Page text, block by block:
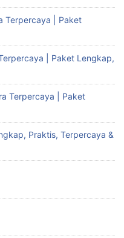
Terpercaya | Paket
| Paket Lengkap,
Terpercaya | Paket
Praktis, Terpercaya &